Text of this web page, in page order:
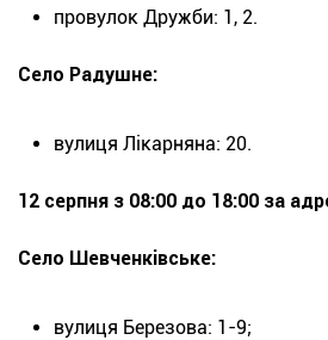
провулок Дружби: 1, 2.
Село Радушне:
вулиця Лікарняна: 20.
12 серпня з 08:00 до 18:00 за
Село Шевченківське:
вулиця Березова: 1-9;